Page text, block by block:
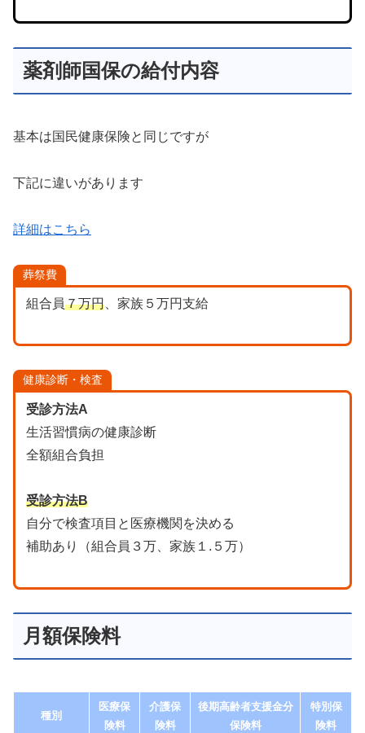
薬剤師国保の給付内容
基本は国民健康保険と同じですが
下記に違いがあります
詳細はこちら
葬祭費
組合員７万円、家族５万円支給
健康診断・検査
受診方法A
生活習慣病の健康診断
全額組合負担
受診方法B
自分で検査項目と医療機関を決める
補助あり（組合員３万、家族１.５万）
月額保険料
種別
医療保
険料
介護保
険料
後期高齢者支援金分
保険料
特別保
険料